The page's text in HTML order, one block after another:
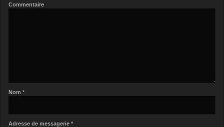
Commentaire
Nom*
Adresse de messagerie*